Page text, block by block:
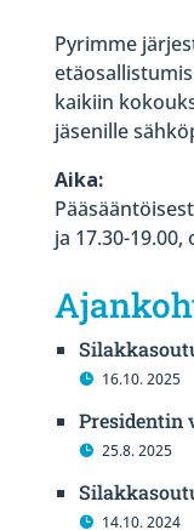
Pyrimme
kaikiin
jäsenille
Aika:
ja 17.30-
16.10. 2025
Presidentin
25.8. 2025
14.10. 2024